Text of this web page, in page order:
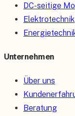
DC-seitige
Elektrotechnik
Unternehmen
Über uns
Beratung